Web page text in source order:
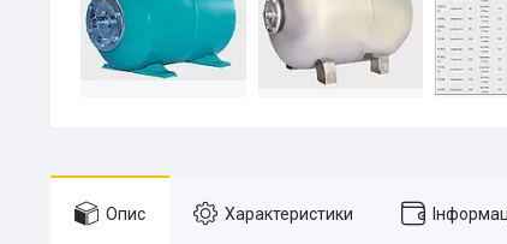
Опис Характеристики